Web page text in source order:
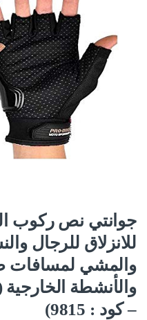
جوانتي نص ركوب
للانزلاق للرجال
والمشي لمسافات
– كود : 9815)